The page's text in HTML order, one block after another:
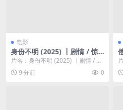
电影
身份不明 (2025) 丨剧情 / 惊
悚丨多伦多电影节展映
片名：身份不明 (2025) 丨剧情 / 惊
悚丨多伦多电影节展映 分类：电影
又...9 分前 0